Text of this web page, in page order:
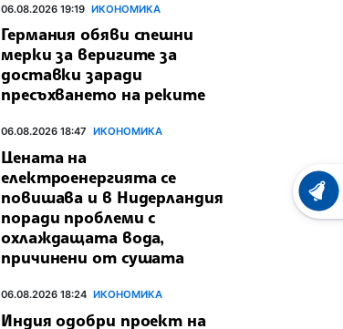
06.08.2026 19:19 ИКОНОМИКА
Германия обяви спешни
мерки за веригите за
доставки заради
пресъхването на реките
06.08.2026 18:47 ИКОНОМИКА
Цената на
електроенергията се
повишава и в Нидерландия
поради проблеми с
охлаждащата вода,
причинени от сушата
06.08.2026 18:24 ИКОНОМИКА
Индия одобри проект на